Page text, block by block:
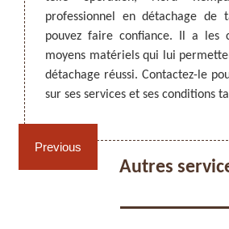
Rempaillage fauteuil,
chaises et sièges 59
Previous
en
les
professionnel en détachage de
pouvez faire confiance. Il a les
moyens matériels qui lui
détachage réussi. Contactez-le
sur ses services et ses conditions
Autres